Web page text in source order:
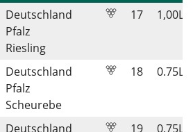
Deutschland
Pfalz
Riesling
17 1,00L
Deutschland
Pfalz
Scheurebe
18 0.75L
Deutschland
19 0,75L